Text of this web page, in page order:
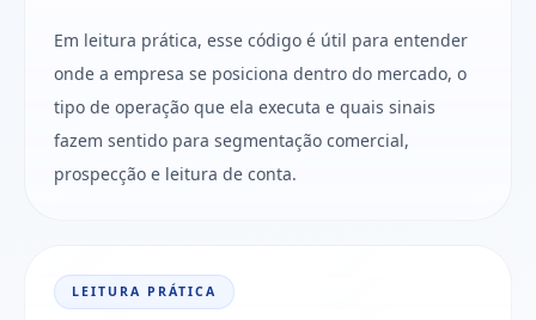
Em leitura prática, esse código é útil para entender
onde a empresa se posiciona dentro do mercado, o
tipo de operação que ela executa e quais sinais
fazem sentido para segmentação comercial,
prospecção e leitura de conta.
LEITURA PRÁTICA